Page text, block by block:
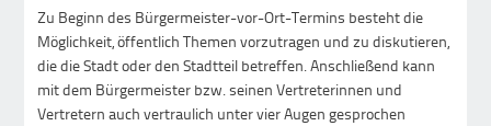
Zu Beginn des Bürgermeister-vor-Ort-Termins besteht die
Möglichkeit, öffentlich Themen vorzutragen und zu diskutieren,
die die Stadt oder den Stadtteil betreffen. Anschließend kann
mit dem Bürgermeister bzw. seinen Vertreterinnen und
Vertretern auch vertraulich unter vier Augen gesprochen